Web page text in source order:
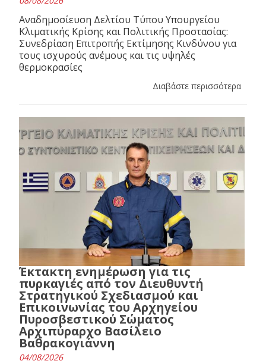
Αναδημοσίευση Δελτίου Τύπου Υπουργείου
Κλιματικής Κρίσης και Πολιτικής Προστασίας:
Συνεδρίαση Επιτροπής Εκτίμησης Κινδύνου για
τους ισχυρούς ανέμους και τις υψηλές
θερμοκρασίες
Διαβάστε περισσότερα
Έκτακτη ενημέρωση για τις
πυρκαγιές από τον Διευθυντή
Στρατηγικού Σχεδιασμού και
Επικοινωνίας του Αρχηγείου
Πυροσβεστικού Σώματος
Αρχιπύραρχο Βασίλειο
Βαθρακογιάννη
04/08/2026